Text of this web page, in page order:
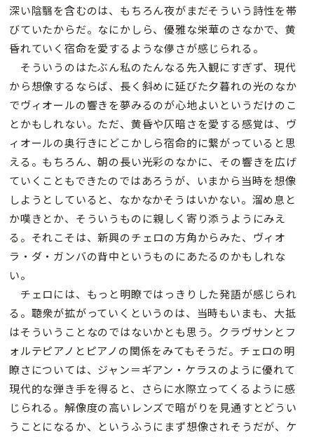
深い陰翳を含むのは、もちろん夜がまだそういう詩性を帯
びていたからだ。なにかしら、優雅な栄華のさなかで、黄
昏れていく宿命を愛するような儚さが感じられる。
そういうのはたぶん私のたんなる先入観にすぎず、現代
から想像するならば、長く斜めに延びた夕暮れの光のなか
でヴィオールの響きを夢みるのが心地よいというだけのこ
とかもしれない。ただ、黄昏や仄暗さを愛する感覚は、ヴ
ィオールの奥行きにどこかしら宿命的に繋がっていると思
える。もちろん、朝の長い光彩のなかに、その響きを広げ
ていくこともできたのではあろうが、いまから当時を想像
しようとしていると、なかなかそうはいかない。溜め息と
か嘆きとか、そういうものに親しく寄り添うようにみえ
る。それこそは、新興のチェロの方角からみた、ヴィオ
ラ・ダ・ガンバの背中というものにあたるのかもしれな
い。
チェロには、もっと明瞭ではっきりした発語が感じられ
る。聴衆が拡がっていくというのは、当時もいまも、大抵
はそういうことなのではないかとも思う。クラヴサンとフ
ォルテピアノとピアノの関係をみてもそうだ。チェロの明
瞭さについては、ジャン＝ギアン・ケラスのように優れて
現代的な弾き手を得ると、さらに水際立ってくるように感
じられる。解像度の高いレンズで暗がりを見通すとどうい
うことになるか、というふうにまず想像されそうだが、ケ